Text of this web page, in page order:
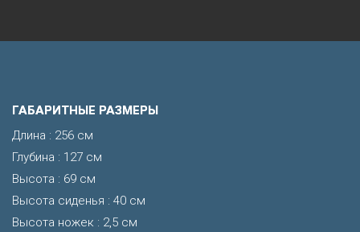
ГАБАРИТНЫЕ РАЗМЕРЫ
Длина : 256 см
Глубина : 127 см
Высота : 69 см
Высота сиденья : 40 см
Высота ножек : 2,5 см